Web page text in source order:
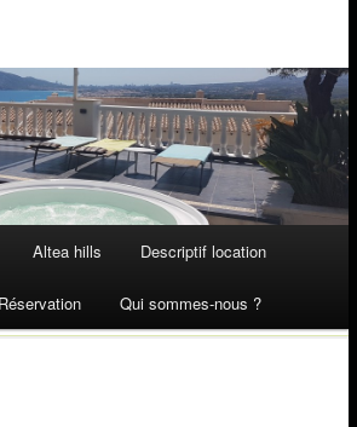
Altea hills Descriptif location
Réservation Qui sommes-nous ?